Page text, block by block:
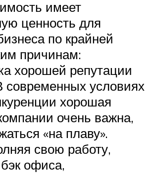
имеет
ценность для
по крайней
причинам:
хорошей репутации
современных условиях
хорошая
очень важна,
«на плаву».
свою работу,
офиса,